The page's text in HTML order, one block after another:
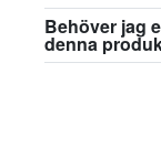
Behöver jag
denna